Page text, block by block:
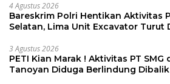
4 Agustus 2026
Bareskrim Polri Hentikan Aktivitas
Selatan, Lima Unit Excavator Turut
3 Agustus 2026
PETI Kian Marak ! Aktivitas PT SMG
Tanoyan Diduga Berlindung Dibalik